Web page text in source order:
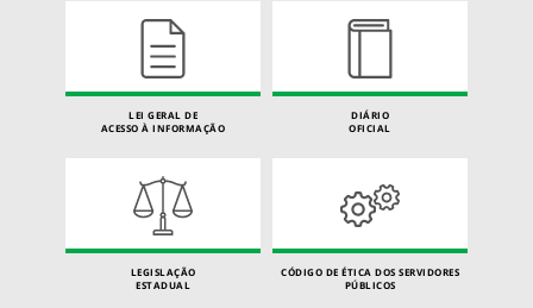
LEI GERAL DE
ACESSO À INFORMAÇÃO
DIÁRIO
OFICIAL
LEGISLAÇÃO
ESTADUAL
CÓDIGO DE ÉTICA DOS SERVIDORES
PÚBLICOS